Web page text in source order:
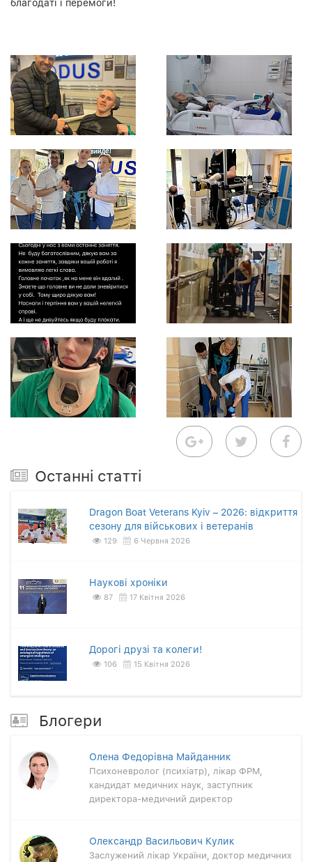
Останнi статтi
Dragon Boat Veterans Kyiv – 2026: відкриття
сезону для військових і ветеранів
129 6 Червня 2026
Наукові хроніки
87 17 Квітня 2026
Дорогі друзі та колеги!
106 15 Квітня 2026
Блогери
Олена Федорівна Майданник
Психоневролог (психіатр), лікар ФРМ,
кандидат медичних наук, заступник
директора-медичний директор
Олександр Васильович Кулик
Заслужений лікар України, доктор медичних